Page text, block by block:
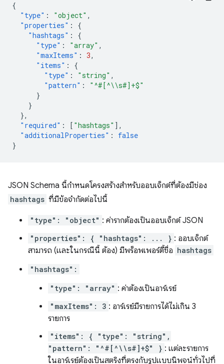
{
"type" : "object" ,
"properties" :
{
"hashtags" :
{
"type" : "array" ,
"maxItems" : 3,
"items" :
{
"type" : "string" ,
"pattern" :
"^#[^\\s#]+$"
}
}
},
"required" : [ "hashtags" ],
"additionalProperties" :
false
}
JSON Schema นี้กำหนดโครงสร้างสำหรับออบเจ็กต์ที่ต้องมีช่อง
hashtags ที่มีข้อจำกัดต่อไปนี้
"type": "object" : ค่ารากต้องเป็นออบเจ็กต์ JSON
"properties": { "hashtags": ... } : ออบเจ็กต์
สามารถ (และในกรณีนี้ ต้อง) มีพร็อพเพอร์ตี้ชื่อ hashtags
"hashtags":
"type": "array" : ค่าต้องเป็นอาร์เรย์
"maxItems": 3 : อาร์เรย์มีรายการได้ไม่เกิน 3
รายการ
"items": { "type": "string",
"pattern": "^#[^\\s#]+$" } : แต่ละรายการ
ในอาร์เรย์ต้องเป็นสตริงที่ตรงกับรูปแบบนิพจน์ทั่วไปที่